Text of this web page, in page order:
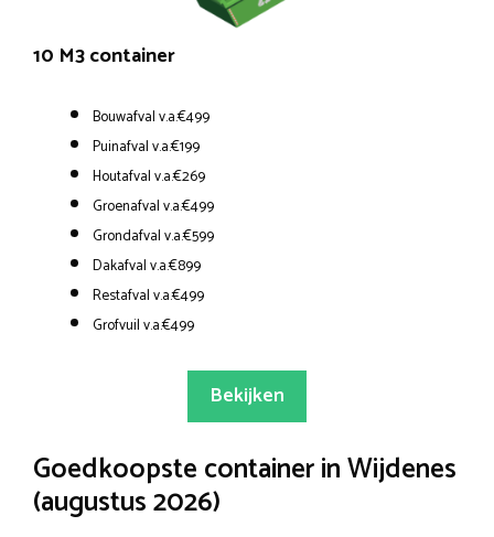
10 M3 container
Bouwafval v.a.€499
Puinafval v.a.€199
Houtafval v.a.€269
Groenafval v.a.€499
Grondafval v.a.€599
Dakafval v.a.€899
Restafval v.a.€499
Grofvuil v.a.€499
Bekijken
Goedkoopste container in Wijdenes
(augustus 2026)